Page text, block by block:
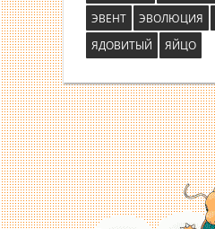
ЭВЕНТ
ЭВОЛЮЦИЯ
ЯДОВИТЫЙ
ЯЙЦО